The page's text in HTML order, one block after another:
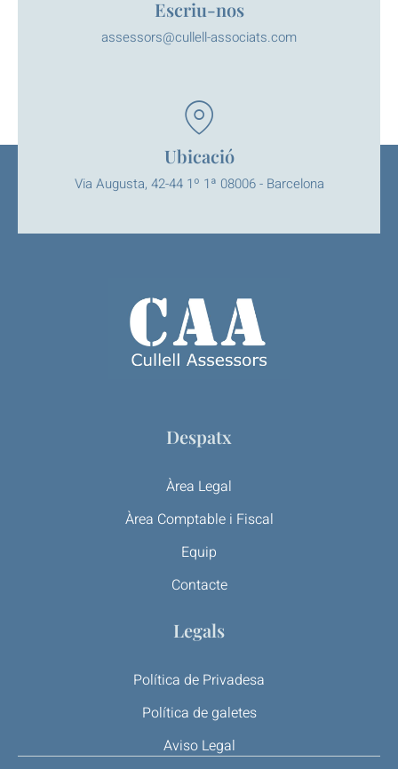
Escriu-nos
assessors@cullell-associats.com
Ubicació
Via Augusta, 42-44 1º 1ª 08006 - Barcelona
Despatx
Àrea Legal
Àrea Comptable i Fiscal
Equip
Contacte
Legals
Política de Privadesa
Política de galetes
Aviso Legal